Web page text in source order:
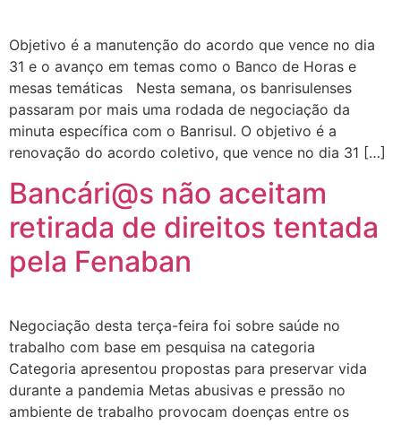
Objetivo é a manutenção do acordo que vence no dia
31 e o avanço em temas como o Banco de Horas e
mesas temáticas Nesta semana, os banrisulenses
passaram por mais uma rodada de negociação da
minuta específica com o Banrisul. O objetivo é a
renovação do acordo coletivo, que vence no dia 31 […]
Bancári@s não aceitam
retirada de direitos tentada
pela Fenaban
Negociação desta terça-feira foi sobre saúde no
trabalho com base em pesquisa na categoria
Categoria apresentou propostas para preservar vida
durante a pandemia Metas abusivas e pressão no
ambiente de trabalho provocam doenças entre os